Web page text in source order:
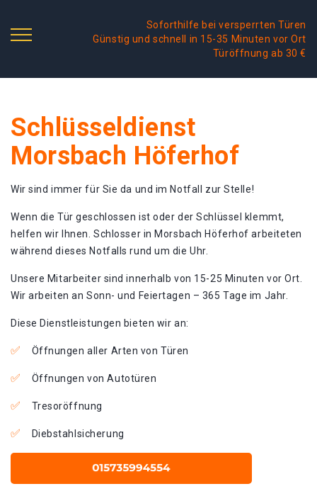
Soforthilfe bei versperrten Türen
Günstig und schnell in 15-35 Minuten vor Ort
Türöffnung ab 30 €
Schlüsseldienst
Morsbach Höferhof
Wir sind immer für Sie da und im Notfall zur Stelle!
Wenn die Tür geschlossen ist oder der Schlüssel klemmt,
helfen wir Ihnen. Schlosser in Morsbach Höferhof arbeiteten
während dieses Notfalls rund um die Uhr.
Unsere Mitarbeiter sind innerhalb von 15-25 Minuten vor Ort.
Wir arbeiten an Sonn- und Feiertagen – 365 Tage im Jahr.
Diese Dienstleistungen bieten wir an:
Öffnungen aller Arten von Türen
Öffnungen von Autotüren
Tresoröffnung
Diebstahlsicherung